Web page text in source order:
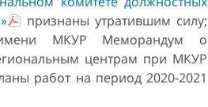
признаны утратившим силу;
МКУР Меморандум о
центрам при МКУР
работ на период 2020-2021